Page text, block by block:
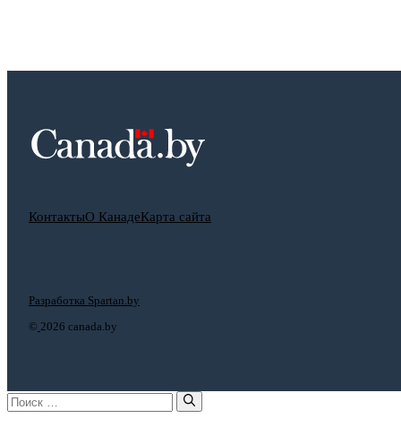
КонтактыО КанадеКарта сайта
© 2026 canada.by
Разработка Spartan.by
Поиск: